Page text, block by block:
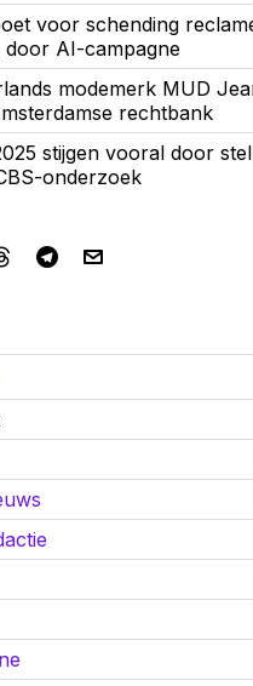
voor schending
AI-campagne
modemerk MUD
rechtbank
stijgen vooral door
onderzoek